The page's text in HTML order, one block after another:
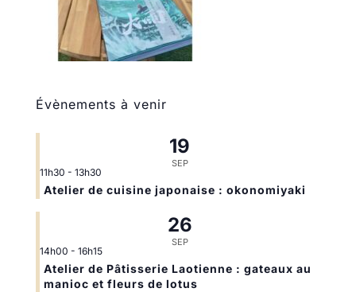
Évènements à venir
19
SEP
11h30 - 13h30
Atelier de cuisine japonaise : okonomiyaki
26
SEP
14h00 - 16h15
Atelier de Pâtisserie Laotienne : gateaux au
manioc et fleurs de lotus